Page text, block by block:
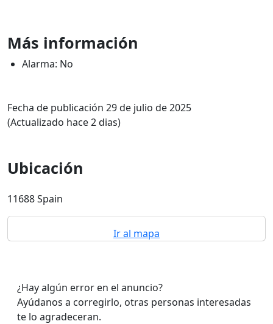
Más información
Alarma: No
Fecha de publicación 29 de julio de 2025
(Actualizado hace 2 dias)
Ubicación
11688 Spain
Ir al mapa
¿Hay algún error en el anuncio?
Ayúdanos a corregirlo, otras personas interesadas
te lo agradeceran.